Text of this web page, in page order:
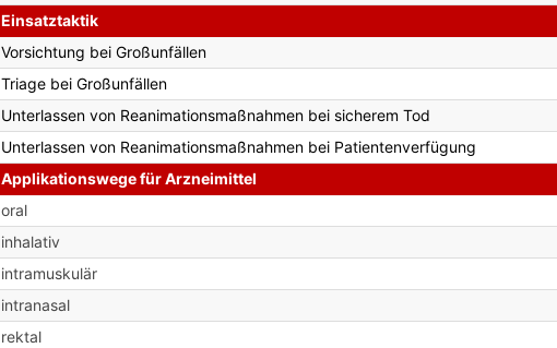
Einsatztaktik
Vorsichtung bei Großunfällen
Triage bei Großunfällen
Unterlassen von Reanimationsmaßnahmen bei sicherem Tod
Unterlassen von Reanimationsmaßnahmen bei Patientenverfügung
Applikationswege für Arzneimittel
oral
inhalativ
intramuskulär
intranasal
rektal